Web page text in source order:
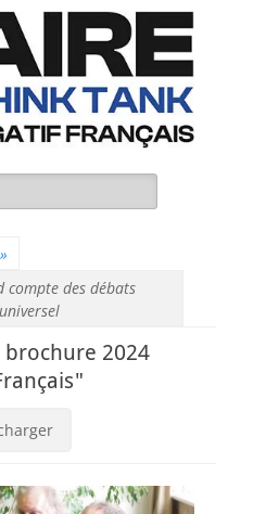
»
compte des débats
brochure 2024